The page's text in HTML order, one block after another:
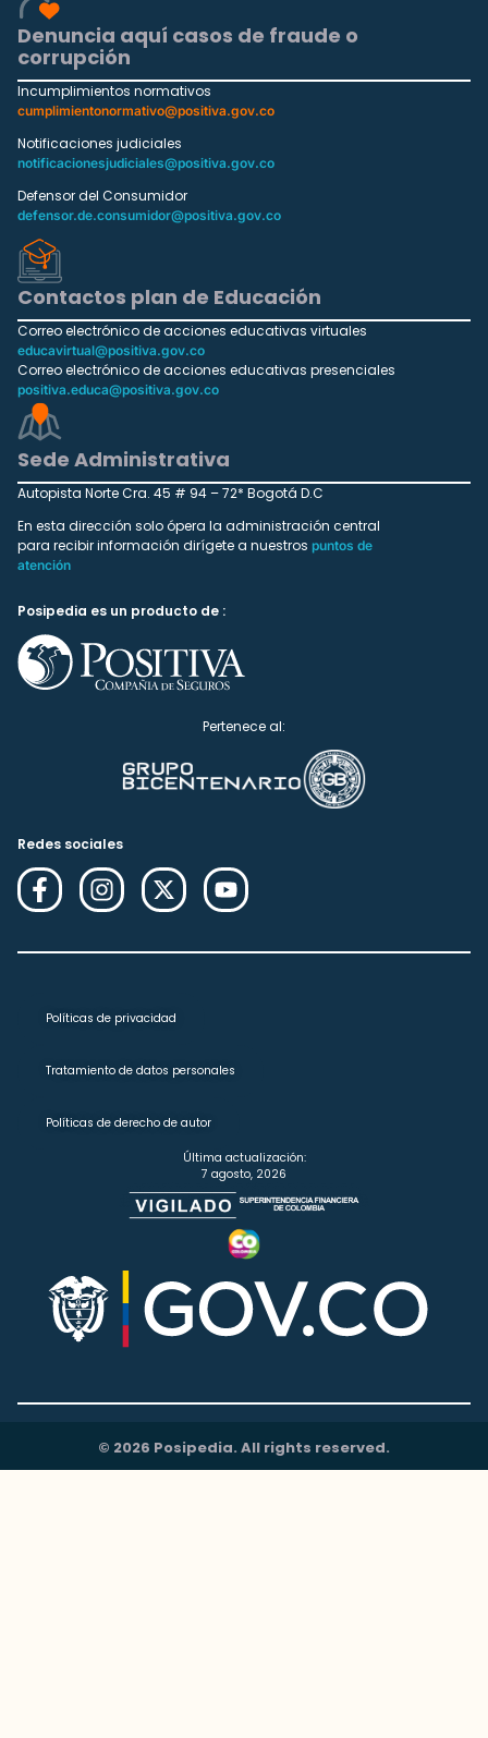
Denuncia aquí casos de fraude o
corrupción
Incumplimientos normativos
cumplimientonormativo@positiva.gov.co
Notificaciones judiciales
notificacionesjudiciales@positiva.gov.co
Defensor del Consumidor
defensor.de.consumidor@positiva.gov.co
Contactos plan de Educación
Correo electrónico de acciones educativas virtuales
educavirtual@positiva.gov.co
Correo electrónico de acciones educativas presenciales
positiva.educa@positiva.gov.co
Sede Administrativa
Autopista Norte Cra. 45 # 94 – 72* Bogotá D.C
En esta dirección solo ópera la administración central
para recibir información dirígete a nuestros puntos de
atención
Posipedia es un producto de :
Pertenece al:
Redes sociales
Políticas de privacidad
Tratamiento de datos personales
Políticas de derecho de autor
Última actualización:
7 agosto, 2026
© 2026 Posipedia. All rights reserved.